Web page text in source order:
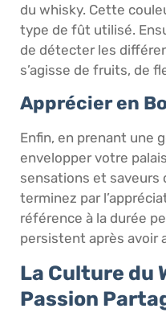
du whisky. Cette
type de fût utilisé.
de détecter les
s’agisse de fruits, de
Apprécier en
Enfin, en prenant une
envelopper votre
sensations et saveurs
terminez par
référence à la durée
persistent après avoir
La Culture du
Passion